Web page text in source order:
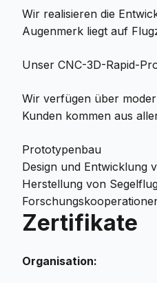
Wir realisieren die
Augenmerk liegt auf
Unser CNC-3D-Rapid-
Wir verfügen über
Kunden kommen aus
Prototypenbau
Design und Entwicklung
Herstellung von
Zertifikate
Organisation: